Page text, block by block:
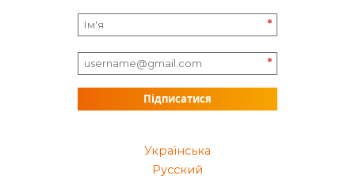
*
*
Підписатися
Українська
Русский